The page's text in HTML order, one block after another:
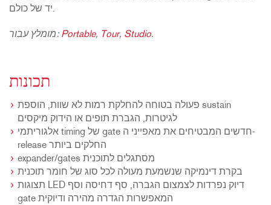
יד של כולם.
מומלץ עבור: Portable, Tour, Studio.
תכונות
פעולה בטוחה להחלקת רמות לא שוות, הוספת sustain
לגיטרות, הגברת תופים או הידוק מיקסים
אלגוריתמי timing של gate חדשים המבטיחים את מאפייני ה-
release החלקים ביותר
expander/gates מסתגלים לתוכנית
בקרת דינמיקה שנשמעת מעולה לכל סוג של חומר תוכנית
תצוגות LED דיוק נפרדות לצמצום הגברה, סף דחיסה וסף
gate המאפשרות הגדרה מהירה ודיוקית